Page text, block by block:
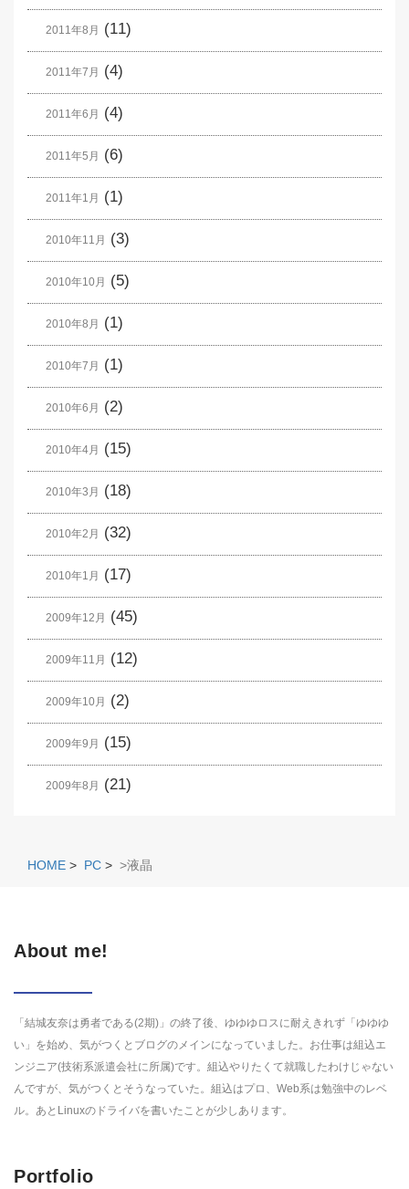
2011年8月 (11)
2011年7月 (4)
2011年6月 (4)
2011年5月 (6)
2011年1月 (1)
2010年11月 (3)
2010年10月 (5)
2010年8月 (1)
2010年7月 (1)
2010年6月 (2)
2010年4月 (15)
2010年3月 (18)
2010年2月 (32)
2010年1月 (17)
2009年12月 (45)
2009年11月 (12)
2009年10月 (2)
2009年9月 (15)
2009年8月 (21)
HOME > PC > >液晶
About me!
「結城友奈は勇者である(2期)」の終了後、ゆゆゆロスに耐えきれず「ゆゆゆ
い」を始め、気がつくとブログのメインになっていました。お仕事は組込エ
ンジニア(技術系派遣会社に所属)です。組込やりたくて就職したわけじゃない
んですが、気がつくとそうなっていた。組込はプロ、Web系は勉強中のレベ
ル。あとLinuxのドライバを書いたことが少しあります。
Portfolio